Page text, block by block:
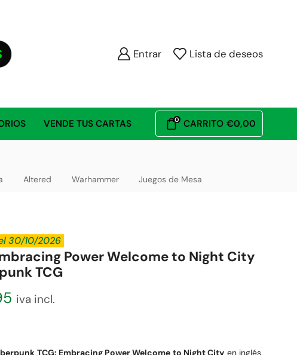
Entrar Lista de deseos
VENDE TUS CARTAS 0 CARRITO €0,00
Altered Warhammer Juegos de Mesa
Power Welcome to Night City
TCG
iva incl.
TCG: Embracing Power Welcome to Night City en inglés.
30/10/2026